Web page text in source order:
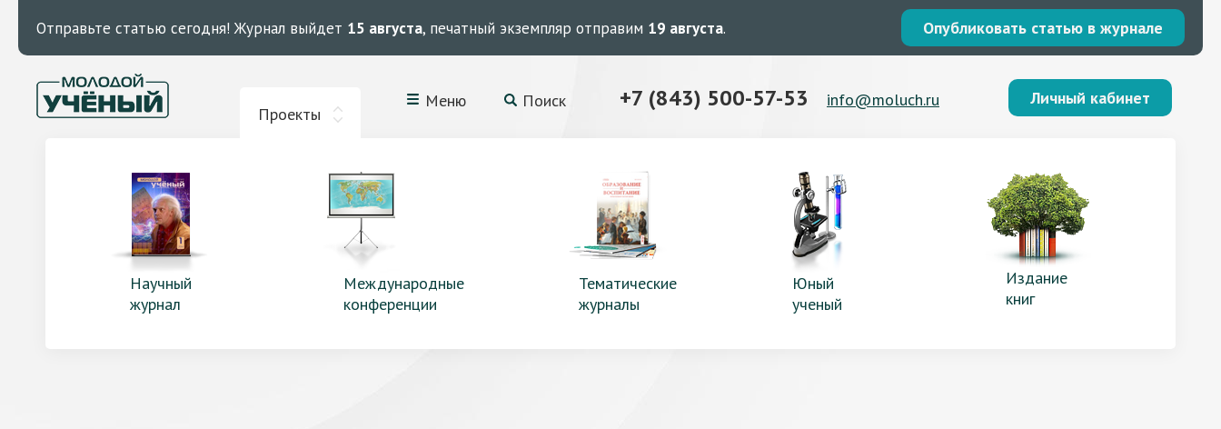
Отправьте статью сегодня! Журнал выйдет 15 августа, печатный экземпляр отправим 19 августа. Опубликовать статью в журнале
Проекты
Меню Поиск +7 (843) 500-57-53 info@moluch.ru Личный кабинет
Научный
журнал
Международные
конференции
Тематические
журналы
Юный
ученый
Издание
книг